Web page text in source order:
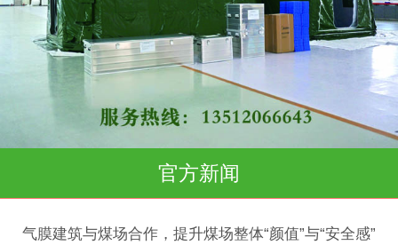
官方新闻
气膜建筑与煤场合作，提升煤场整体“颜值”与“安全感”